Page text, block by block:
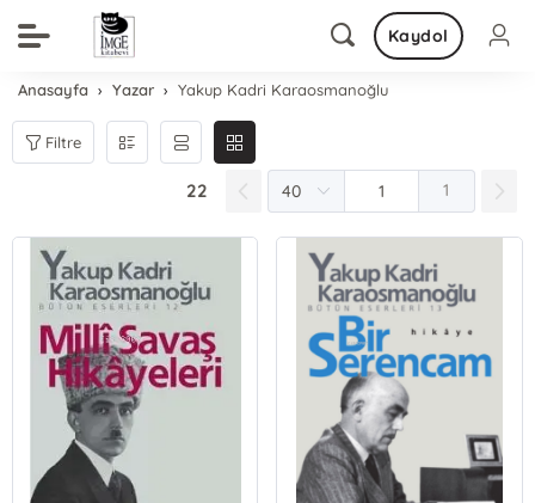
Kaydol
Anasayfa Yazar Yakup Kadri Karaosmanoğlu
Filtre
22 1